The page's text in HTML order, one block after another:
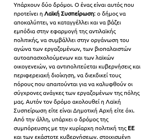
Υπάρχουν δύο δρόμοι. Ο ένας είναι αυτός που
προτείνει η Λαϊκή Συσπείρωση: ο δήμος να
αποκαλύπτει, να καταγγέλλει και να βάζει
εμπόδια στην εφαρμογή της αντιλαϊκής
πολιτικής, να συμβάλλει στην οργάνωση του
αγώνα των εργαζομένων, των βιοπαλαιστών
αυτοαπασχολούμενων και των λαϊκών
οικογενειών, να αντιπολιτεύεται κυβερνήσεις και
περιφερειακή διοίκηση, να διεκδικεί τους
πόρους που απαιτούνται για να καλυφθούν οι
σύγχρονες ανάγκες των εργαζομένων της πόλης
μας. Αυτόν τον δρόμο ακολουθεί η Λαϊκή
Συσπείρωση είτε είναι Δημοτική Αρχή είτε όχι.
Από την άλλη, υπάρχει ο δρόμος της
συμπόρευσης με την κυρίαρχη πολιτική της ΕΕ
και των εκάστοτε κυβερνήσεων, στοιχισμένη